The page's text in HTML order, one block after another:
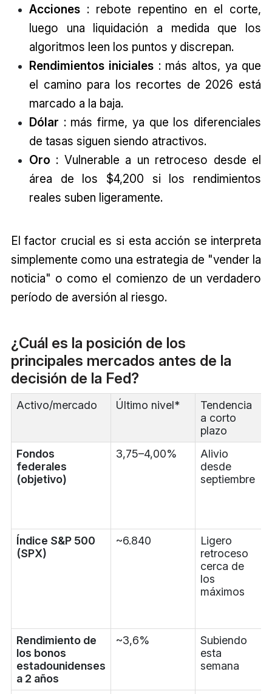
Acciones: rebote repentino en el corte,
luego una liquidación a medida que los
algoritmos leen los puntos y discrepan.
Rendimientos iniciales : más altos, ya que
el camino para los recortes de 2026 está
marcado a la baja.
Dólar : más firme, ya que los diferenciales
de tasas siguen siendo atractivos.
Oro : Vulnerable a un retroceso desde el
área de los $4,200 si los rendimientos
reales suben ligeramente.
El factor crucial es si esta acción se interpreta
simplemente como una estrategia de "vender la
noticia" o como el comienzo de un verdadero
período de aversión al riesgo.
¿Cuál es la posición de los
principales mercados antes de la
decisión de la Fed?
Activo/mercado Último nivel*
Tendencia
a corto
plazo
Fondos
federales
(objetivo)
3,75–4,00%
Alivio
desde
septiembre
Índice S&P 500
(SPX)
~6.840
Ligero
retroceso
cerca de
los
máximos
Rendimiento de
los bonos
estadounidenses
a 2 años
~3,6%
Subiendo
esta
semana